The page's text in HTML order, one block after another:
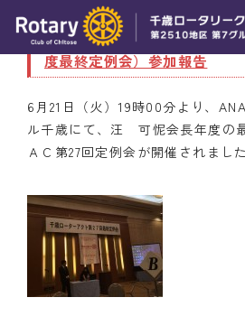
トピックス
例会報告
活動報告
理事会報告
スケジュール
年間プログラム
6月21日（火） 千歳ＲＡＣ第
度最終定例会）参加報告
6月21日（火）19時00分より、
ル千歳にて、汪 可怩会長年度の
ＡＣ第27回定例会が開催されました